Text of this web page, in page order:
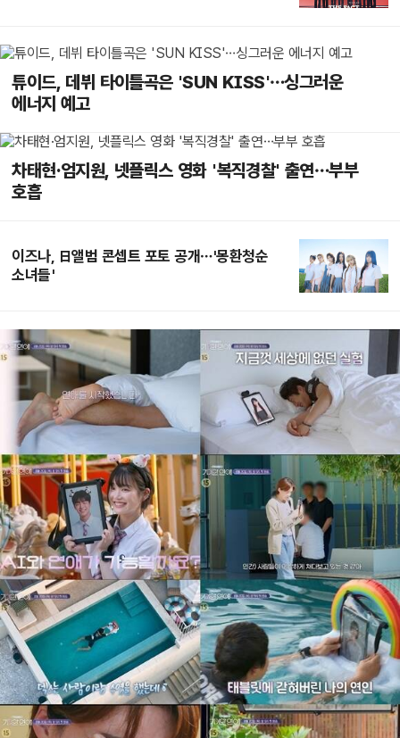
튜이드, 데뷔 타이틀곡은 'SUN KISS'…싱그러운
에너지 예고
차태현·엄지원, 넷플릭스 영화 '복직경찰' 출연…부부
호흡
이즈나, 日앨범 콘셉트 포토 공개…'몽환청순
소녀들'